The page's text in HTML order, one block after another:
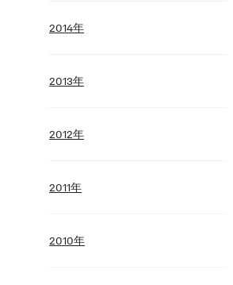
2014年
2013年
2012年
2011年
2010年